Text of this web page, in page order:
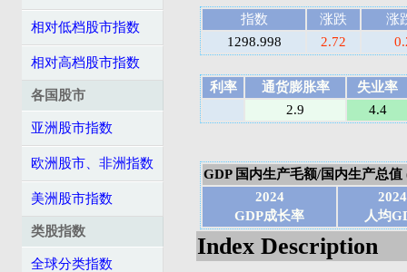
相对低档股市指数
相对高档股市指数
各国股市
亚洲股市指数
欧洲股市、非洲指数
美洲股市指数
类股指数
全球分类指数
指数 涨跌
涨
1298.998
2.72
利率 通货膨胀率
失业率
2.9
4.4
GDP 国内生产毛额/国内生产总值
2024
GDP成长率
2024
人均
Index Description